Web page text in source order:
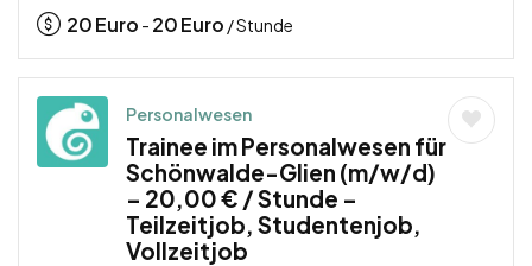
20Euro - 20Euro / Stunde
Personalwesen
Trainee im Personalwesen für
Schönwalde-Glien (m/w/d)
– 20,00 € / Stunde –
Teilzeitjob, Studentenjob,
Vollzeitjob